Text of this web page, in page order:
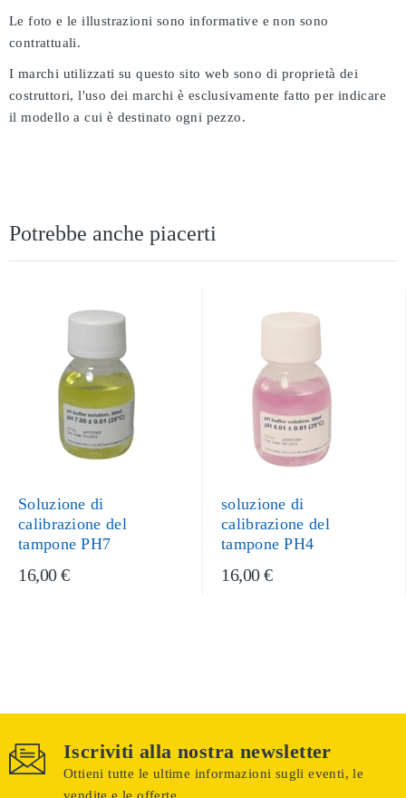
Le foto e le illustrazioni sono informative e non sono
contrattuali.
I marchi utilizzati su questo sito web sono di proprietà dei
costruttori, l'uso dei marchi è esclusivamente fatto per indicare
il modello a cui è destinato ogni pezzo.
Potrebbe anche piacerti
Soluzione di
calibrazione del
tampone PH7
16,00 €
soluzione di
calibrazione del
tampone PH4
16,00 €
Iscriviti alla nostra newsletter
Ottieni tutte le ultime informazioni sugli eventi, le